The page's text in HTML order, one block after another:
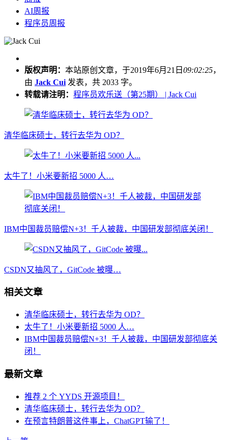
AI周报
程序员周报
版权声明： 本站原创文章，于2019年6月21日 09:02:25，
由 Jack Cui 发表，共 2033 字。
转载请注明： 程序员欢乐送（第25期） | Jack Cui
清华临床硕士，转行去华为 OD？
太牛了！小米要新招 5000 人…
IBM中国裁员赔偿N+3！千人被裁，中国研发部彻底关闭！
CSDN又抽风了，GitCode 被曝…
相关文章
清华临床硕士，转行去华为 OD？
太牛了！小米要新招 5000 人…
IBM中国裁员赔偿N+3！千人被裁，中国研发部彻底关
闭！
最新文章
推荐 2 个 YYDS 开源项目！
清华临床硕士，转行去华为 OD？
在预言特朗普这件事上，ChatGPT输了！